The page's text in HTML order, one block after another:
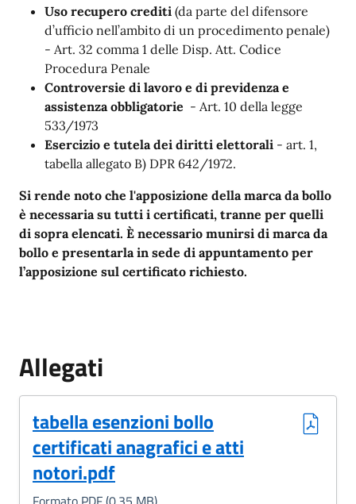
Uso recupero crediti (da parte del difensore
d’ufficio nell’ambito di un procedimento penale)
- Art. 32 comma 1 delle Disp. Att. Codice
Procedura Penale
Controversie di lavoro e di previdenza e
assistenza obbligatorie - Art. 10 della legge
533/1973
Esercizio e tutela dei diritti elettorali - art. 1,
tabella allegato B) DPR 642/1972.
Si rende noto che l'apposizione della marca da bollo
è necessaria su tutti i certificati, tranne per quelli
di sopra elencati. È necessario munirsi di marca da
bollo e presentarla in sede di appuntamento per
l’apposizione sul certificato richiesto.
Allegati
tabella esenzioni bollo
certificati anagrafici e atti
notori.pdf
(Formato PDF, 0.35 MB)